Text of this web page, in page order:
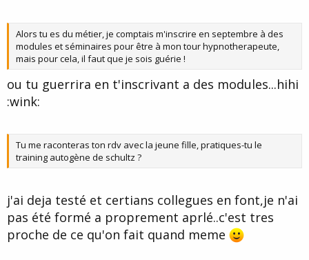
Alors tu es du métier, je comptais m'inscrire en septembre à des
modules et séminaires pour être à mon tour hypnotherapeute,
mais pour cela, il faut que je sois guérie !
ou tu guerrira en t'inscrivant a des modules...hihi
:wink:
Tu me raconteras ton rdv avec la jeune fille, pratiques-tu le
training autogène de schultz ?
j'ai deja testé et certians collegues en font,je n'ai
pas été formé a proprement aprlé..c'est tres
proche de ce qu'on fait quand meme